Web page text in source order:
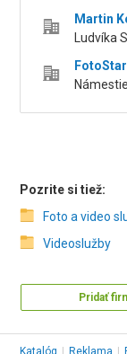
Martin
Ludvíka
Pozrite si tiež:
Foto a video
Videoslužby
Pridať
Katalóg Reklama